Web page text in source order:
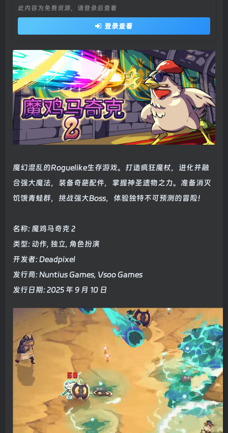
此内容为免费资源，请登录后查看
登录查看
魔幻混乱的Roguelike生存游戏。打造疯狂魔杖，进化并融
合强大魔法，装备奇葩配件，掌握神圣遗物之力。准备消灭
饥饿青蛙群，挑战强大Boss，体验独特不可预测的冒险！
名称: 魔鸡马奇克 2
类型: 动作, 独立, 角色扮演
开发者: Deadpixel
发行商: Nuntius Games, Vsoo Games
发行日期: 2025 年 9 月 10 日